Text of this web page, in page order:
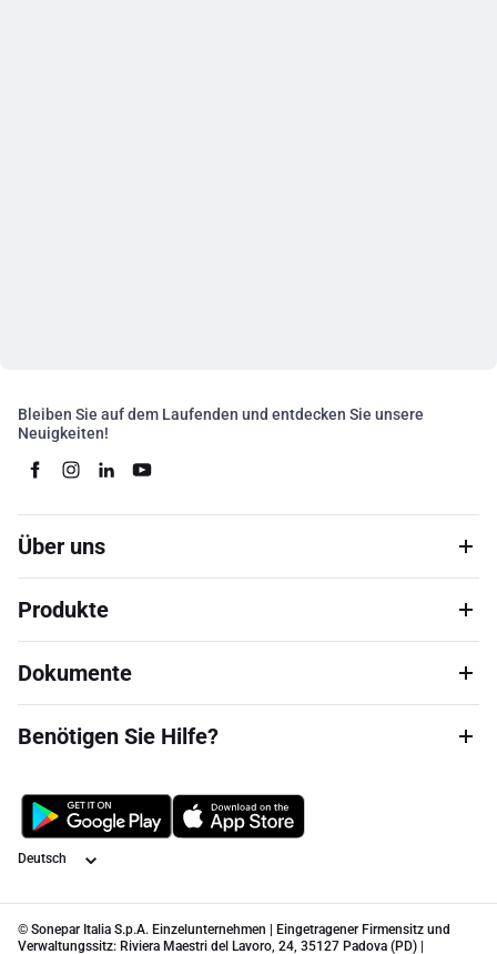
Bleiben Sie auf dem Laufenden und entdecken Sie unsere
Neuigkeiten!
Über uns
Produkte
Dokumente
Benötigen Sie Hilfe?
Sprache
© Sonepar Italia S.p.A. Einzelunternehmen | Eingetragener Firmensitz und
Verwaltungssitz: Riviera Maestri del Lavoro, 24, 35127 Padova (PD) |